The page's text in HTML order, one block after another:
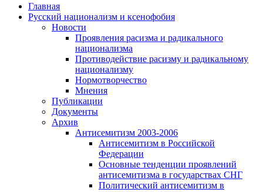
Главная
Русский национализм и ксенофобия
Новости
Проявления расизма и радикального
национализма
Противодействие расизму и радикальному
национализму
Нормотворчество
Мнения
Публикации
Документы
Архив
Антисемитизм 2003-2006
Антисемитизм в Российской
Федерации
Основные тенденции проявлений
антисемитизма в государствах СНГ
Политический антисемитизм в